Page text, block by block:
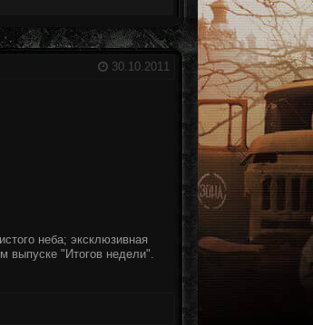
30.10.2011
неба; эксклюзивная
выпуске "Итогов недели".